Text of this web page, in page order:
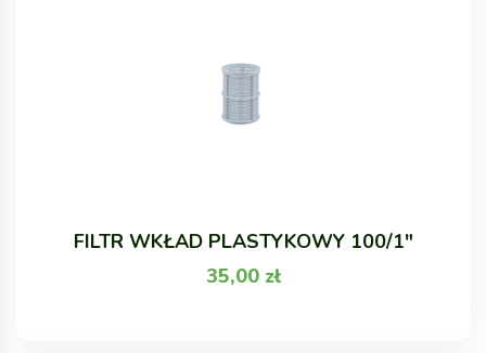
FILTR WKŁAD PLASTYKOWY 100/1"
35,00 zł